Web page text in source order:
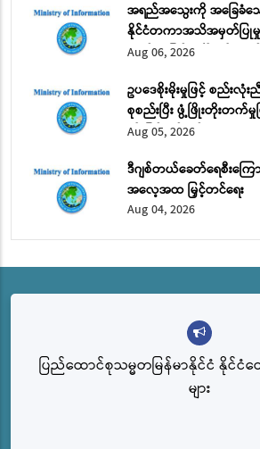
အရည်အသွေးကို အခြေခံသေ
နိုင်ငံတကာအသိအမှတ်ပြုမှု
အရင်းအမြစ် ဖွံ့ဖြိုးတိုးတက်
Aug 06, 2026
ဥပဒေစိုးမိုးမှုဖြင့် စည်း
စုစည်းပြီး ဖွံ့ဖြိုးတိုးတက်
ကို မြှင့်တင်မည်
Aug 05, 2026
ဒီဂျစ်တယ်ခေတ်ရေစီးကြော
အလေ့အထ မြှင့်တင်ရေး
Aug 04, 2026
ပြည်ထောင်စုသမ္မတမြန်မာနိုင်ငံ နိုင်ငံ
များ